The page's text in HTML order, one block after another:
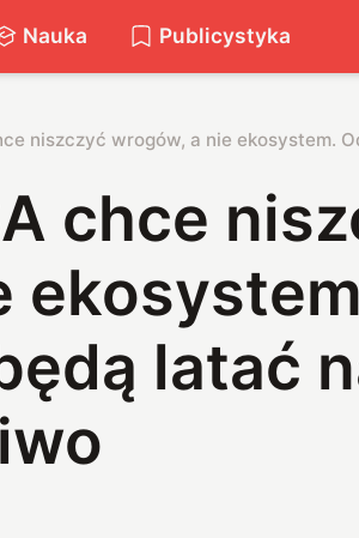
Nauka Publicystyka
niszczyć wrogów, a nie ekosystem.
chce
latać